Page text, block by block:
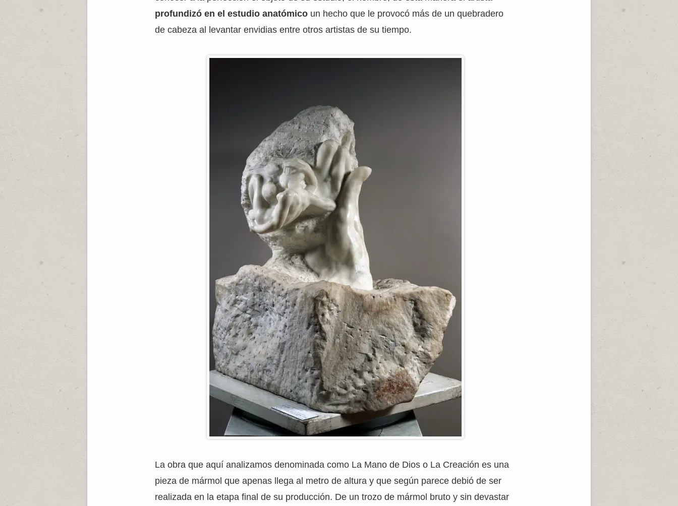
profundizó en el estudio anatómico un hecho que le provocó más de un quebradero
de cabeza al levantar envidias entre otros artistas de su tiempo.
La obra que aquí analizamos denominada como La Mano de Dios o La Creación es una
pieza de mármol que apenas llega al metro de altura y que según parece debió de ser
realizada en la etapa final de su producción. De un trozo de mármol bruto y sin devastar